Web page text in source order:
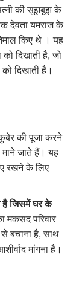
की सूझबूझ के
देवता यमराज के
किए थे । यह
दिखाती है, जो
दिखाती है।
की पूजा करने
माने जाते हैं। यह
रखने के लिए
है जिसमें घर के
मकसद परिवार
बचाना है, साथ
मांगना है।